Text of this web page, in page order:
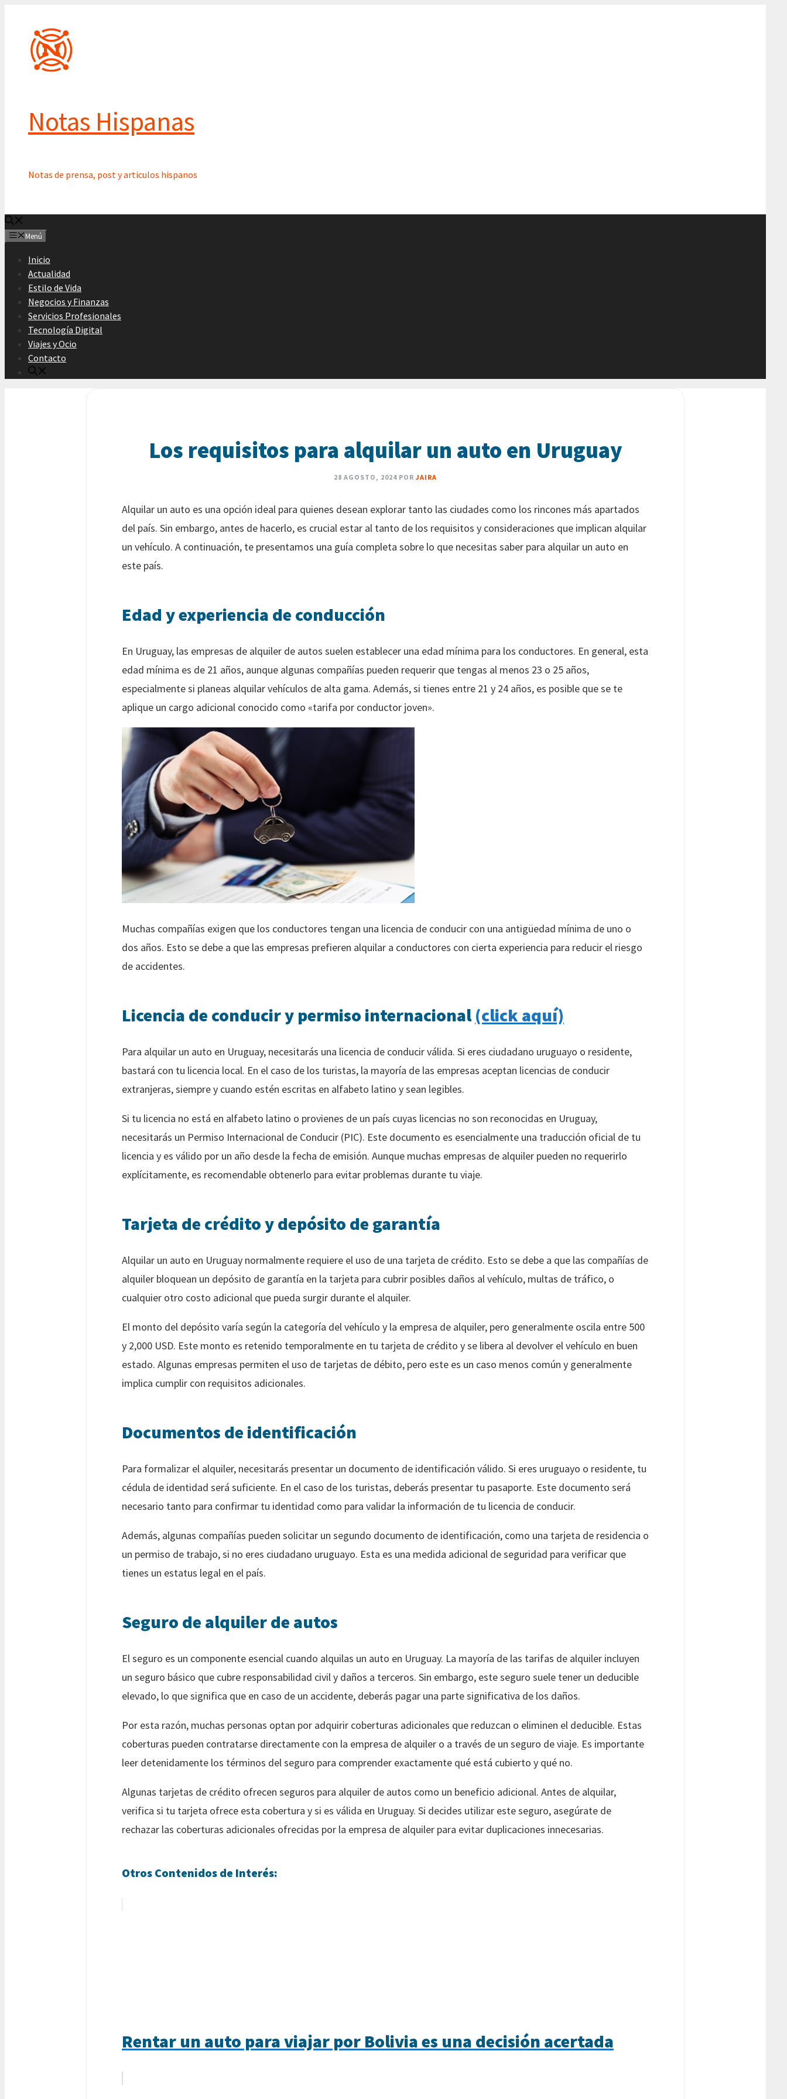
contenido
Notas Hispanas
Notas de prensa, post y articulos hispanos
Menú
Inicio
Actualidad
Estilo de Vida
Negocios y Finanzas
Servicios Profesionales
Tecnología Digital
Viajes y Ocio
Contacto
Los requisitos para alquilar un auto en Uruguay
28 AGOSTO, 2024 POR JAIRA
Alquilar un auto es una opción ideal para quienes desean explorar tanto las ciudades como los rincones más apartados
del país. Sin embargo, antes de hacerlo, es crucial estar al tanto de los requisitos y consideraciones que implican alquilar
un vehículo. A continuación, te presentamos una guía completa sobre lo que necesitas saber para alquilar un auto en
este país.
Edad y experiencia de conducción
En Uruguay, las empresas de alquiler de autos suelen establecer una edad mínima para los conductores. En general, esta
edad mínima es de 21 años, aunque algunas compañías pueden requerir que tengas al menos 23 o 25 años,
especialmente si planeas alquilar vehículos de alta gama. Además, si tienes entre 21 y 24 años, es posible que se te
aplique un cargo adicional conocido como «tarifa por conductor joven».
Muchas compañías exigen que los conductores tengan una licencia de conducir con una antigüedad mínima de uno o
dos años. Esto se debe a que las empresas prefieren alquilar a conductores con cierta experiencia para reducir el riesgo
de accidentes.
Licencia de conducir y permiso internacional(click aquí)
Para alquilar un auto en Uruguay, necesitarás una licencia de conducir válida. Si eres ciudadano uruguayo o residente,
bastará con tu licencia local. En el caso de los turistas, la mayoría de las empresas aceptan licencias de conducir
extranjeras, siempre y cuando estén escritas en alfabeto latino y sean legibles.
Si tu licencia no está en alfabeto latino o provienes de un país cuyas licencias no son reconocidas en Uruguay,
necesitarás un Permiso Internacional de Conducir (PIC). Este documento es esencialmente una traducción oficial de tu
licencia y es válido por un año desde la fecha de emisión. Aunque muchas empresas de alquiler pueden no requerirlo
explícitamente, es recomendable obtenerlo para evitar problemas durante tu viaje.
Tarjeta de crédito y depósito de garantía
Alquilar un auto en Uruguay normalmente requiere el uso de una tarjeta de crédito. Esto se debe a que las compañías de
alquiler bloquean un depósito de garantía en la tarjeta para cubrir posibles daños al vehículo, multas de tráfico, o
cualquier otro costo adicional que pueda surgir durante el alquiler.
El monto del depósito varía según la categoría del vehículo y la empresa de alquiler, pero generalmente oscila entre 500
y 2,000 USD. Este monto es retenido temporalmente en tu tarjeta de crédito y se libera al devolver el vehículo en buen
estado. Algunas empresas permiten el uso de tarjetas de débito, pero este es un caso menos común y generalmente
implica cumplir con requisitos adicionales.
Documentos de identificación
Para formalizar el alquiler, necesitarás presentar un documento de identificación válido. Si eres uruguayo o residente, tu
cédula de identidad será suficiente. En el caso de los turistas, deberás presentar tu pasaporte. Este documento será
necesario tanto para confirmar tu identidad como para validar la información de tu licencia de conducir.
Además, algunas compañías pueden solicitar un segundo documento de identificación, como una tarjeta de residencia o
un permiso de trabajo, si no eres ciudadano uruguayo. Esta es una medida adicional de seguridad para verificar que
tienes un estatus legal en el país.
Seguro de alquiler de autos
El seguro es un componente esencial cuando alquilas un auto en Uruguay. La mayoría de las tarifas de alquiler incluyen
un seguro básico que cubre responsabilidad civil y daños a terceros. Sin embargo, este seguro suele tener un deducible
elevado, lo que significa que en caso de un accidente, deberás pagar una parte significativa de los daños.
Por esta razón, muchas personas optan por adquirir coberturas adicionales que reduzcan o eliminen el deducible. Estas
coberturas pueden contratarse directamente con la empresa de alquiler o a través de un seguro de viaje. Es importante
leer detenidamente los términos del seguro para comprender exactamente qué está cubierto y qué no.
Algunas tarjetas de crédito ofrecen seguros para alquiler de autos como un beneficio adicional. Antes de alquilar,
verifica si tu tarjeta ofrece esta cobertura y si es válida en Uruguay. Si decides utilizar este seguro, asegúrate de
rechazar las coberturas adicionales ofrecidas por la empresa de alquiler para evitar duplicaciones innecesarias.
Otros Contenidos de Interés:
Rentar un auto para viajar por Bolivia es una decisión acertada